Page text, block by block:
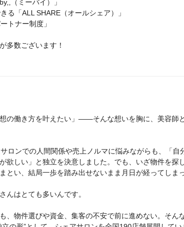
（ミーバイ）」
る「ALL SHARE（オールシェア）」
トナー制度」
多数ございます！
の働き方を叶えたい」——そんな想いを胸に、美容師
ロンでの人間関係や売上ノルマに悩みながらも、「自
欲しい」と独立を決意しました。でも、いざ物件を探
とい、結局一歩を踏み出せないまま月日が経ってしま
んはとても多いんです。
、物件選びや資金、集客の不安で前に進めない。そん